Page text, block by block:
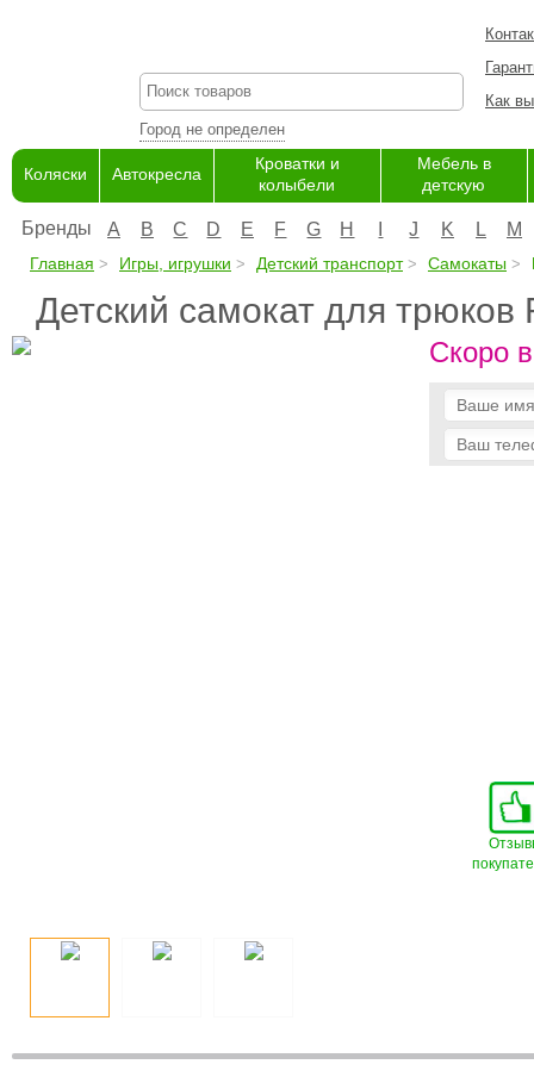
Город не определен
Как
Коляски Автокресла
Кроватки и
колыбели
Мебель в
детскую
Бренды A B C D E F G H J K L M
Главная Игры, игрушки Детский транспорт Самокаты
Детский самокат для трюков
Скоро